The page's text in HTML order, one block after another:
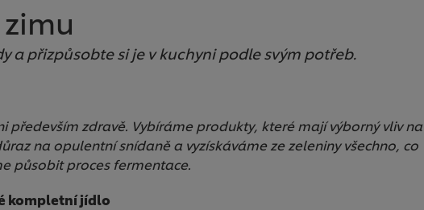
a přizpůsobte si je v kuchyni podle svým potřeb.
především zdravě. Vybíráme produkty, které mají výborný vliv na
na opulentní snídaně a vyzískáváme ze zeleniny všechno, co
působit proces fermentace.
kompletní jídlo